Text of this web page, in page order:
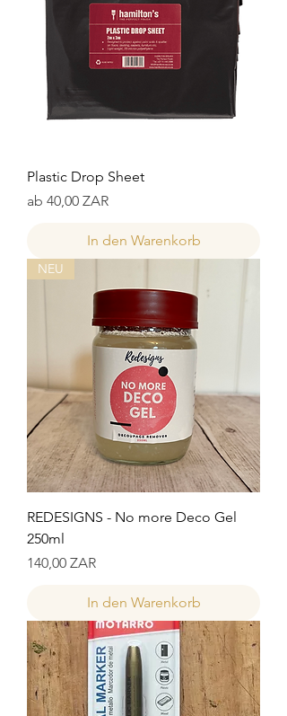
Plastic Drop Sheet
ab 40,00 ZAR
Sale-Preis
In den Warenkorb
NEU
REDESIGNS - No more Deco Gel
250ml
Preis
140,00 ZAR
In den Warenkorb